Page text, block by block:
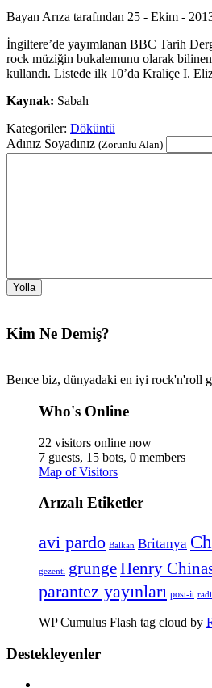
Bayan Arıza tarafından 25 - Ekim -
İngiltere’de yayımlanan BBC Tarih
rock müziğin bukalemunu olarak
kullandı. Listede ilk 10’da Kraliçe I.
Kaynak: Sabah
Kategoriler: Döküntü
Adınız Soyadınız (Zorunlu Alan)
Kim Ne Demiş?
Bence biz, dünyadaki en iyi rock'n'roll
Who's Online
22 visitors online now
7 guests, 15 bots, 0 members
Map of Visitors
Arızalı Etiketler
avi pardo Balkan Britanya
gezenti grungeHenry
parantez yayınları post-it
WP Cumulus Flash tag cloud by
Destekleyenler